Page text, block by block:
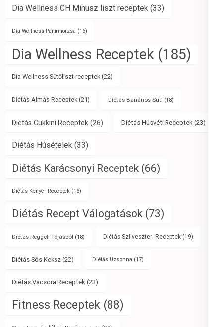
Dia Wellness CH Minusz liszt receptek (33)
Dia Wellness Panírmorzsa (16)
Dia Wellness Receptek (185)
Dia Wellness Sütőliszt receptek(22)
Diétás Almás Receptek (21) Diétás Banános Süti (18)
Diétás Cukkini Receptek (26) Diétás Húsvéti Receptek (23)
Diétás Húsételek (33)
Diétás Karácsonyi Receptek (66)
Diétás Kenyér Receptek (16)
Diétás Recept Válogatások (73)
Diétás Reggeli Tojásból (18) Diétás Szilveszteri Receptek (19)
Diétás Sós Keksz (22) Diétás Uzsonna (17)
Diétás Vacsora Receptek (23)
Fitness Receptek (88)